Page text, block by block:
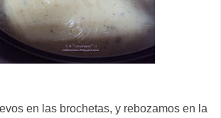
en las brochetas, y rebozamos en la